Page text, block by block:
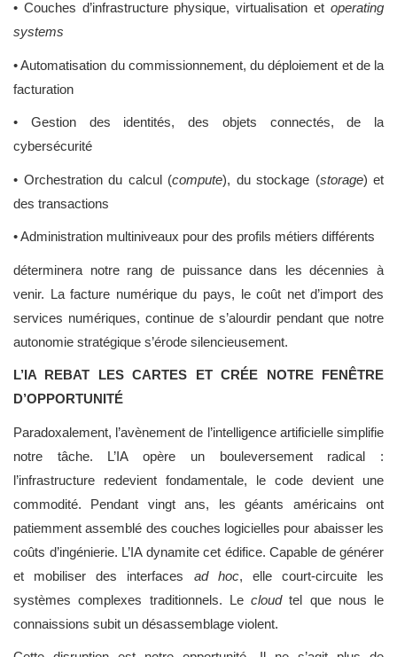
• Couches d’infrastructure physique, virtualisation et operating
systems
• Automatisation du commissionnement, du déploiement et de la
facturation
• Gestion des identités, des objets connectés, de la
cybersécurité
• Orchestration du calcul (compute), du stockage (storage) et
des transactions
• Administration multiniveaux pour des profils métiers différents
déterminera notre rang de puissance dans les décennies à
venir. La facture numérique du pays, le coût net d’import des
services numériques, continue de s’alourdir pendant que notre
autonomie stratégique s’érode silencieusement.
L’IA REBAT LES CARTES ET CRÉE NOTRE FENÊTRE
D’OPPORTUNITÉ
Paradoxalement, l’avènement de l’intelligence artificielle simplifie
notre tâche. L’IA opère un bouleversement radical :
l’infrastructure redevient fondamentale, le code devient une
commodité. Pendant vingt ans, les géants américains ont
patiemment assemblé des couches logicielles pour abaisser les
coûts d’ingénierie. L’IA dynamite cet édifice. Capable de générer
et mobiliser des interfaces
ad hoc, elle court-circuite les
systèmes complexes traditionnels. Le cloud tel que nous le
connaissions subit un désassemblage violent.